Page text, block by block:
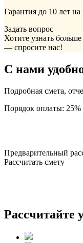
Гарантия до 10 лет
Задать вопрос
Хотите узнать больше
— спросите нас!
С нами
Подробная смета,
Порядок оплаты:
Предварительный
Рассчитать смету
Рассчитайте